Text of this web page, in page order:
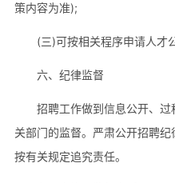
策内容为准);
(三)可按相关程序申请人才
六、纪律监督
招聘工作做到信息公开、
关部门的监督。严肃公开招聘纪
按有关规定追究责任。